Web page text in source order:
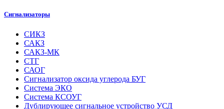
Сигнализаторы
СИКЗ
САКЗ
САКЗ-МК
СТГ
САОГ
Сигнализатор оксида углерода БУГ
Система ЭКО
Система КСОУГ
Дублирующее сигнальное устройство УСД